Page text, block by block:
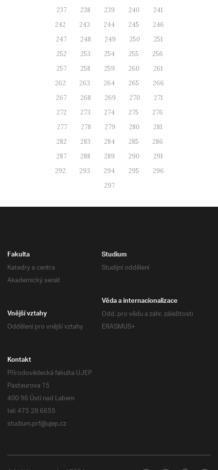
237
238 239 240
241
242
243 244 245
246
247
248 249 250
251
252
253 254 255
256
257
258 259 260
261
262
263 264 265
266
267
268 269 270
271
272
273 274 275
276
277
278 279 280
281
282
283 284 285
286
287
288 289 290
291
292
293 294 295
296
297
Fakulta
Katedry a centra
Akademický senát
Studium
Studijní oddělení
Věda a internacionalizace
Odd. pro vědu a zahr. záležitosti
ERASMUS+
Vnější vztahy
Oddělení pro vnější vztahy
Kontakt
Přírodovědecká fakulta UJEP
Pasteurova 15
400 96 Ústí nad Labem
tel: 475 28 6655
studium.prf@ujep.cz